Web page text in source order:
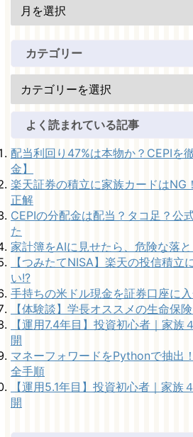
カテゴリー
よく読まれている記事
配当利回り47%は本物か？CEPIを
金】
楽天証券の積立に家族カードはNG
正解
CEPIの分配金は配当？タコ足？公
た
家計簿をAIに見せたら、危険な落
【つみたてNISA】楽天の投信積立
い!?
手持ちの米ドル現金を証券口座に
【体験談】学長オススメの生命保
【運用7.4年目】投資初心者｜家族
開
マネーフォワードをPythonで抽出
全手順
【運用5.1年目】投資初心者｜家族
開